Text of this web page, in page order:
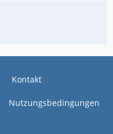
Kontakt
Nutzungsbedingungen